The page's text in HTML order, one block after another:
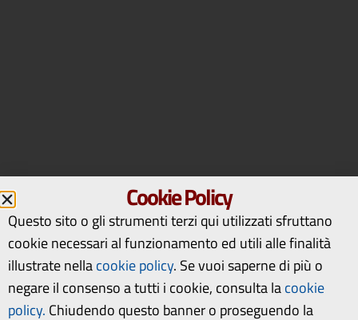
Cookie Policy
Questo sito o gli strumenti terzi qui utilizzati sfruttano
cookie necessari al funzionamento ed utili alle finalità
illustrate nellacookie policy. Se vuoi saperne di più o
negare il consenso a tutti i cookie, consulta lacookie
policy. Chiudendo questo banner o proseguendo la